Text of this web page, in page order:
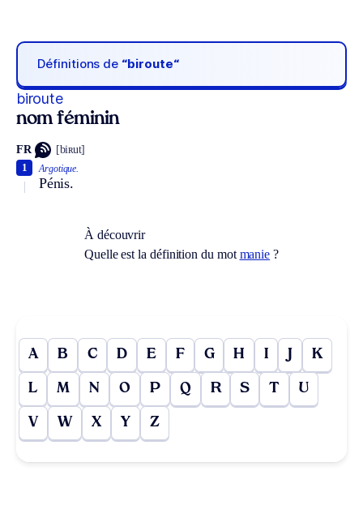
Définitions de “biroute“
biroute
nom féminin
FR [biʀut]
Argotique.
Pénis.
1
À découvrir
Quelle est la définition du mot manie ?
A B C D E F G H I J K
L M N O P Q R S T U
V W X Y Z